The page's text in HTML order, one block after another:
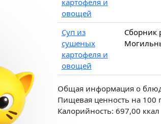
картофеля и
овощей
Суп из
сушеных
картофеля и
овощей
Сборник
Общая информация о
Пищевая ценность на 100
Калорийность: 697,00 ккал